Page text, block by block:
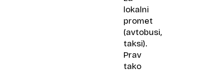
lokalni
promet
(avtobusi,
taksi).
Prav
tako